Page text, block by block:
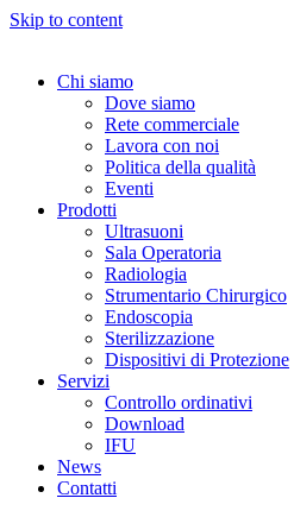
Skip to content
Chi siamo
Dove siamo
Rete commerciale
Lavora con noi
Politica della qualità
Eventi
Prodotti
Ultrasuoni
Sala Operatoria
Radiologia
Strumentario Chirurgico
Endoscopia
Sterilizzazione
Dispositivi di Protezione
Servizi
Controllo ordinativi
Download
IFU
News
Contatti